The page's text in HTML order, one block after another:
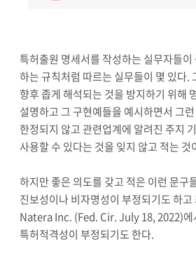
특허출원 명세서를 작성하는 실무자들
하는 규칙처럼 따르는 실무들이 몇 있다.
향후 좁게 해석되는 것을 방지하기 위해
설명하고 그 구현예들을 예시하면서 그
한정되지 않고 관련업계에 알려진 주지
사용할 수 있다는 것을 잊지 않고 적는 것
하지만 좋은 의도를 갖고 적은 이런 문구
진보성이나 비자명성이 부정되기도 하
Natera Inc. (Fed. Cir. July 18, 2022)에
특허적격성이 부정되기도 한다.